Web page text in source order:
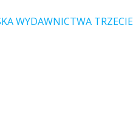
WYDAWNICTWA